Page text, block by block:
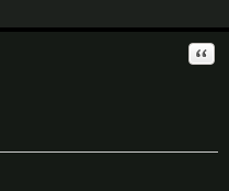
Quote